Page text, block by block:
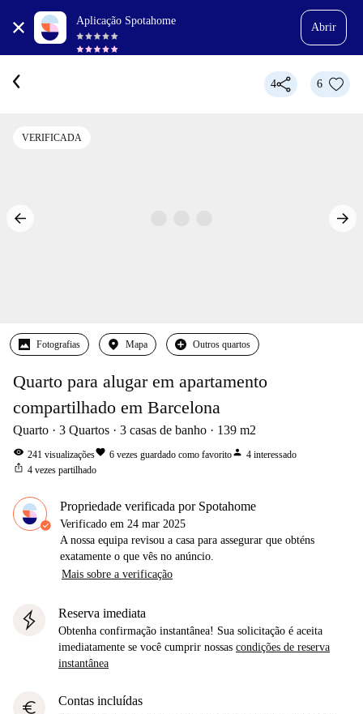
Aplicação Spotahome
Abrir
4 6
VERIFICADA
Fotografias Mapa Outros quartos
Quarto para alugar em apartamento
compartilhado em Barcelona
Quarto 3 Quartos 3 casas de banho 139 m2
visibility 241 visualizaçõesfavorite 6 vezes guardado como favoritoperson 4 interessado
ios_share 4 vezes partilhado
Propriedade verificada por Spotahome
Verificado em 24 mar 2025
A nossa equipa revisou a casa para assegurar que obténs
exatamente o que vês no anúncio.
Mais sobre a verificação
Reserva imediata
Obtenha confirmação instantânea! Sua solicitação é aceita
imediatamente se você cumprir nossas condições de reserva
instantânea
euro Contas incluídas